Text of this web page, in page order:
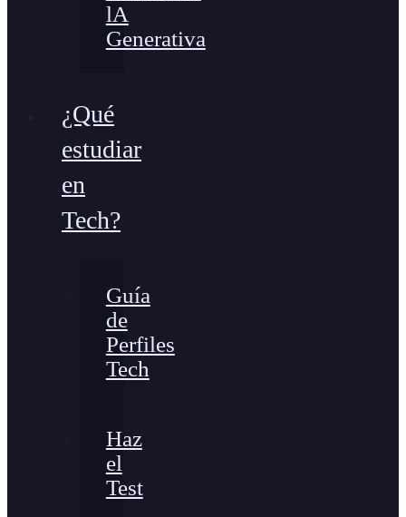
lA
Generativa
¿Qué
estudiar
en
Tech?
Guía
de
Perfiles
Tech
Haz
el
Test